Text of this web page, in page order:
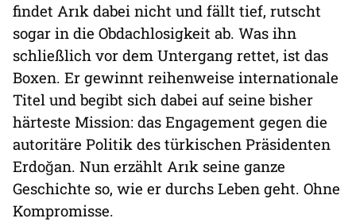
findet Arık dabei nicht und fällt tief, rutscht
sogar in die Obdachlosigkeit ab. Was ihn
schließlich vor dem Untergang rettet, ist das
Boxen. Er gewinnt reihenweise internationale
Titel und begibt sich dabei auf seine bisher
härteste Mission: das Engagement gegen die
autoritäre Politik des türkischen Präsidenten
Erdoğan. Nun erzählt Arık seine ganze
Geschichte so, wie er durchs Leben geht. Ohne
Kompromisse.